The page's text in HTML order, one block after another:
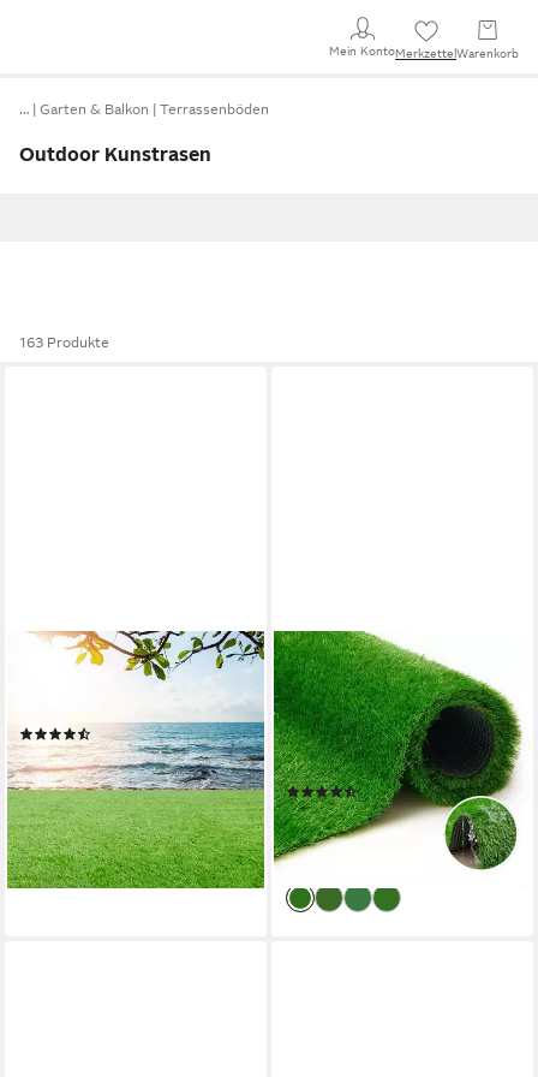
Mein KontoMerkzettel Warenkorb
… Garten & Balkon Terrassenböden
Outdoor Kunstrasen
163 Produkte
STEFFENSMEIER
Kunstrasen Ireland,
Rechteckig, Höhe: ca. 42 mm
(2)
ab 19,95 € 59,90 €
(19,95 €/ 1 qm)
-67%
lieferbar - in 2-3 Werktagen bei dir
TAPISO
Kunstrasen Natural,
rechteckig, Höhe: 30 mm, UV-
beständig & wetterfest – ideal
für Balkon, Terrasse und
Garten
(6)
ab 50,99 € UVP72,92 €
-30%
lieferbar - in 3-4 Werktagen bei dir